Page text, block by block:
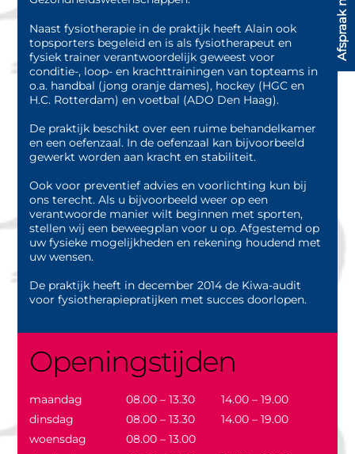
Naast fysiotherapie in de praktijk heeft Alain ook
topsporters begeleid en is als fysiotherapeut en
fysiek trainer verantwoordelijk geweest voor
conditie-, loop- en krachttrainingen van topteams in
o.a. handbal (jong oranje dames), hockey (HGC en
H.C. Rotterdam) en voetbal (ADO Den Haag).
De praktijk beschikt over een ruime behandelkamer
en een oefenzaal. In de oefenzaal kan bijvoorbeeld
gewerkt worden aan kracht en stabiliteit.
Ook voor preventief advies en voorlichting kun bij
ons terecht. Als u bijvoorbeeld weer op een
verantwoorde manier wilt beginnen met sporten,
stellen wij een beweegplan voor u op. Afgestemd op
uw fysieke mogelijkheden en rekening houdend met
uw wensen.
De praktijk heeft in december 2014 de Kiwa-audit
voor fysiotherapiepratijken met succes doorlopen.
Openingstijden
maandag 08.00 – 13.30
14.00 – 19.00
dinsdag
08.00 – 13.30
14.00 – 19.00
woensdag
08.00 – 13.00